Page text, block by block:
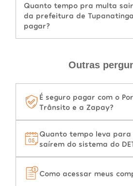
Quanto tempo pra multa
da prefeitura de
pagar?
Outras
É seguro pagar com o
Trânsito e a Zapay?
Quanto tempo leva para
saírem do sistema do
Como acessar meus